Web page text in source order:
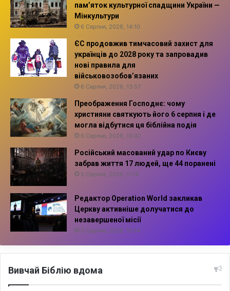
пам’яток культурної спадщини України —
Мінкультури
6 Серпня, 2026, 14:10
ЄС продовжив тимчасовий захист для
українців до 2028 року та запровадив
нові правила для
військовозобов’язаних
6 Серпня, 2026, 13:57
Преображення Господнє: чому
християни святкують його 6 серпня і де
могла відбутися ця біблійна подія
6 Серпня, 2026, 13:42
Російський масований удар по Києву
забрав життя 17 людей, ще 44 поранені
5 Серпня, 2026, 11:16
Редактор Operation World закликав
Церкву активніше долучатися до
незавершеної місії
5 Серпня, 2026, 10:14
Вивчай Біблію вдома